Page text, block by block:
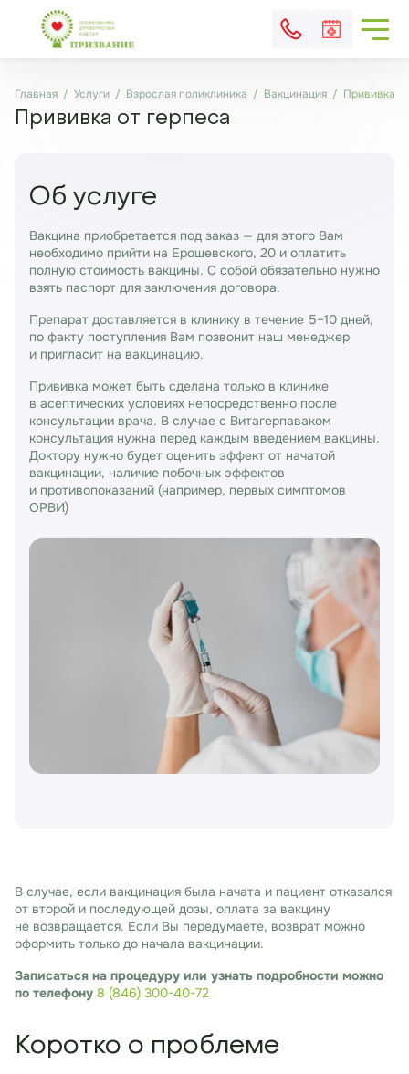
Главная Услуги Взрослая поликлиника Вакцинация Прививка
Прививка от герпеса
Об услуге
Вакцина приобретается под заказ — для этого Вам
необходимо прийти на Ерошевского, 20 и оплатить
полную стоимость вакцины. С собой обязательно нужно
взять паспорт для заключения договора.
Препарат доставляется в клинику в течение 5–10 дней,
по факту поступления Вам позвонит наш менеджер
и пригласит на вакцинацию.
Прививка может быть сделана только в клинике
в асептических условиях непосредственно после
консультации врача. В случае с Витагерпаваком
консультация нужна перед каждым введением вакцины.
Доктору нужно будет оценить эффект от начатой
вакцинации, наличие побочных эффектов
и противопоказаний (например, первых симптомов
ОРВИ)
В случае, если вакцинация была начата и пациент отказался
от второй и последующей дозы, оплата за вакцину
не возвращается. Если Вы передумаете, возврат можно
оформить только до начала вакцинации.
Записаться на процедуру или узнать подробности можно
по телефону 8 (846) 300-40-72
Коротко о проблеме